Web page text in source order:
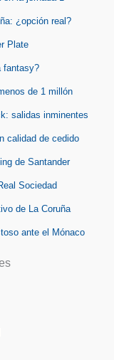
¿opción real?
Plate
fantasy?
de 1 millón
salidas inminentes
calidad de cedido
de Santander
Sociedad
de La Coruña
ante el Mónaco